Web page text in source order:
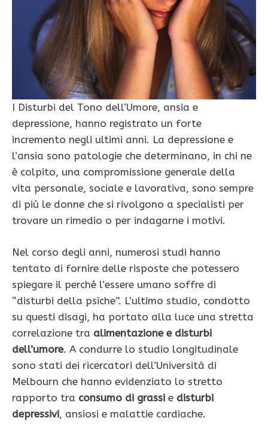
I Disturbi del Tono dell’Umore, ansia e
depressione, hanno registrato un forte
incremento negli ultimi anni. La depressione e
l’ansia sono patologie che determinano, in chi ne
è colpito, una compromissione generale della
vita personale, sociale e lavorativa, sono sempre
di più le donne che si rivolgono a specialisti per
trovare un rimedio o per indagarne i motivi.
Nel corso degli anni, numerosi studi hanno
tentato di fornire delle risposte che potessero
spiegare il perché l’essere umano soffre di
“disturbi della psiche”. L’ultimo studio, condotto
su questi disagi, ha portato alla luce una stretta
correlazione tra alimentazione e disturbi
dell’umore. A condurre lo studio longitudinale
sono stati dei ricercatori dell’Università di
Melbourn che hanno evidenziato lo stretto
rapporto tra consumo di grassi e disturbi
depressivi, ansiosi e malattie cardiache.